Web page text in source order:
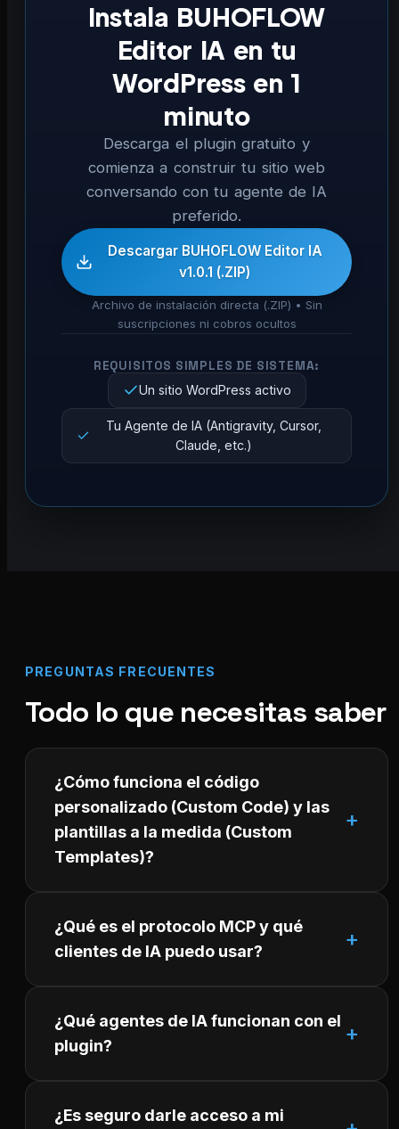
Instala BUHOFLOW
Editor IA en tu
WordPress en 1
minuto
Descarga el plugin gratuito y
comienza a construir tu sitio web
conversando con tu agente de IA
preferido.
Descargar BUHOFLOW Editor IA
v1.0.1 (.ZIP)
Archivo de instalación directa (.ZIP) • Sin
suscripciones ni cobros ocultos
REQUISITOS SIMPLES DE SISTEMA:
Un sitio WordPress activo
Tu Agente de IA (Antigravity, Cursor,
Claude, etc.)
PREGUNTAS FRECUENTES
Todo lo que necesitas saber
¿Cómo funciona el código
personalizado (Custom Code) y las
plantillas a la medida (Custom
Templates)?
¿Qué es el protocolo MCP y qué
clientes de IA puedo usar?
¿Qué agentes de IA funcionan con el
plugin?
¿Es seguro darle acceso a mi